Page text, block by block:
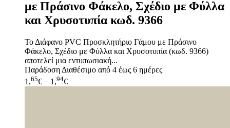
με Πράσινο Φάκελο, Σχέδιο με Φύλλα
και Χρυσοτυπία κωδ. 9366
Το Διάφανο PVC Προσκλητήριο Γάμου με Πράσινο
Φάκελο, Σχέδιο με Φύλλα και Χρυσοτυπία (κωδ. 9366)
αποτελεί μια εντυπωσιακή...
Παράδοση Διαθέσιμο από 4 έως 6 ημέρες
1,65€ – 1,94€